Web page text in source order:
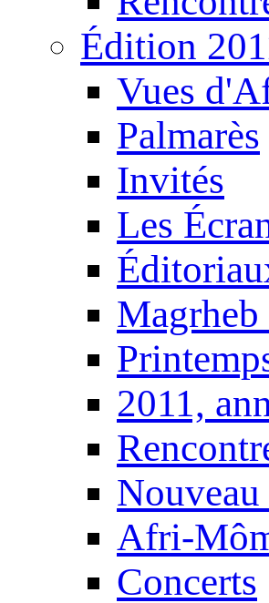
Édition
Vues
Palmarès
Invités
Les
2011,
Afri-
Concerts